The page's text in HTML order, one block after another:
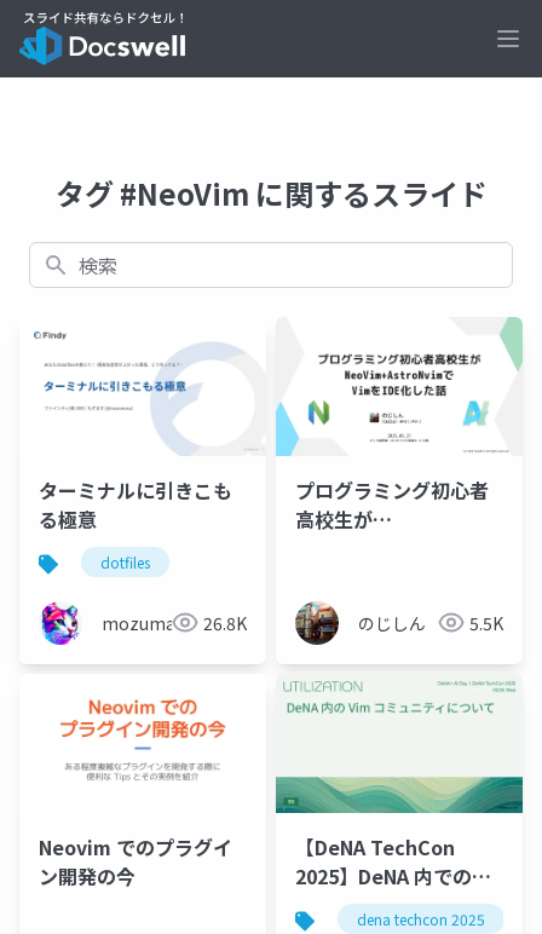
タグ #NeoVim に関するスライド
検索
ターミナルに引きこも
る極意
dotfiles
mozumasu 26.8K
プログラミング初心者
高校生が
のじしん 5.5K
Neovim でのプラグイ
ン開発の今
【DeNA TechCon
2025】DeNA 内での
Vim コミュニティにつ
dena techcon 2025